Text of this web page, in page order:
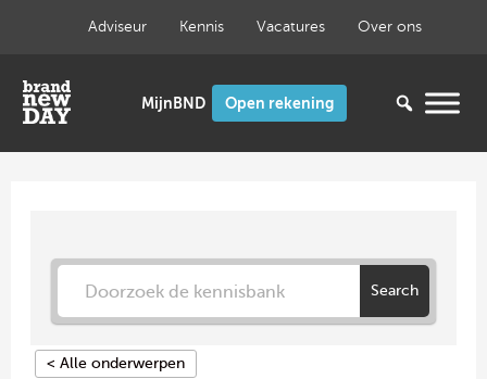
inhoud
Adviseur Kennis Vacatures Over ons
Open rekening
Search
< Alle onderwerpen